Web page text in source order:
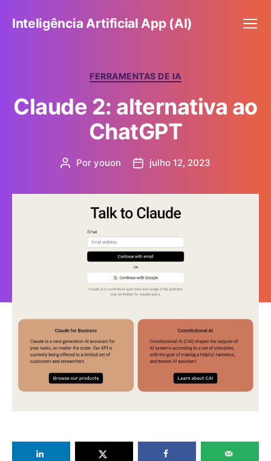
Inteligência Artificial App (AI)
Categorias
FERRAMENTAS DE IA
Claude 2: alternativa ao
ChatGPT
Autor
Por youon
Datajulho 12, 2023